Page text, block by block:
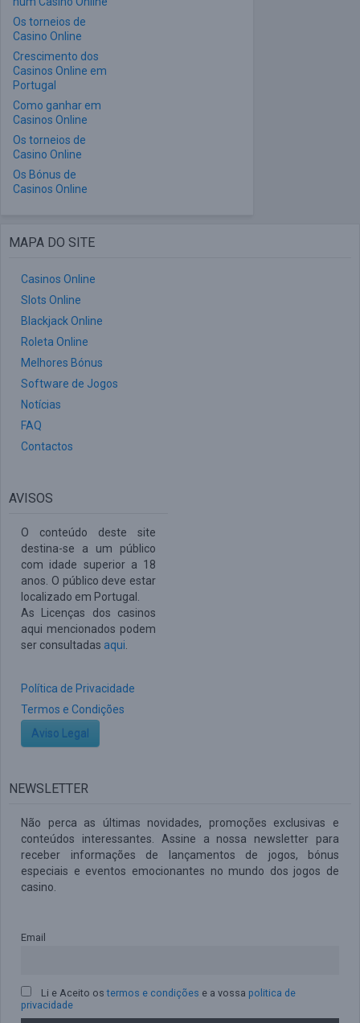
Os torneios de
Casino Online
Crescimento dos
Casinos Online em
Portugal
Como ganhar em
Casinos Online
Os torneios de
Casino Online
Os Bónus de
Casinos Online
MAPA DO SITE
Casinos Online
Slots Online
Blackjack Online
Roleta Online
Melhores Bónus
Software de Jogos
Notícias
FAQ
Contactos
AVISOS
O conteúdo deste site
destina-se a um público
com idade superior a 18
anos. O público deve estar
localizado em Portugal.
As Licenças dos casinos
aqui mencionados podem
ser consultadas aqui
Política de Privacidade
Termos e Condições
Aviso Legal
NEWSLETTER
Não perca as últimas novidades, promoções exclusivas e
conteúdos interessantes. Assine a nossa newsletter para
receber informações de lançamentos de jogos, bónus
especiais e eventos emocionantes no mundo dos jogos de
casino.
Email
Li e Aceito ostermos e condições e a vossa politica de
privacidade